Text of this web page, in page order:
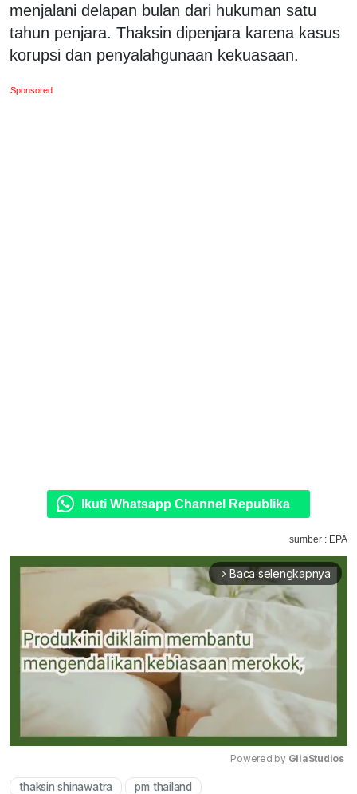
menjalani delapan bulan dari hukuman satu
tahun penjara. Thaksin dipenjara karena kasus
korupsi dan penyalahgunaan kekuasaan.
Sponsored
Ikuti Whatsapp Channel Republika
sumber : EPA
arrow_forward_ios Baca selengkapnya
Powered by GliaStudios
thaksin shinawatra pm thailand